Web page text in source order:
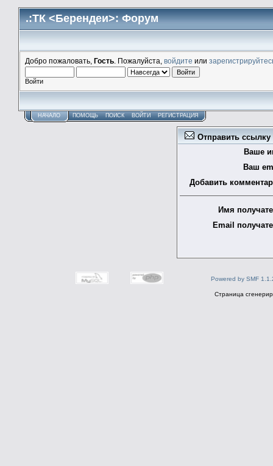
.:ТК <Берендеи>: Форум
Добро пожаловать, Гость . Пожалуйста, войдите или
Войти
НАЧАЛО ПОМОЩЬ ПОИСК ВОЙТИ РЕГИСТРАЦИЯ
Отправить
Ваше
Ваш
Добавить
Имя
Email
Powered by SMF
Страница